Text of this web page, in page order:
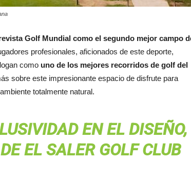
Golf Mundial como el segundo mejor campo
profesionales, aficionados de este deporte,
como uno de los mejores recorridos de golf del
sobre este impresionante espacio de disfrute para
totalmente natural.
EN EL DISEÑO,
EL SALER GOLF CLUB